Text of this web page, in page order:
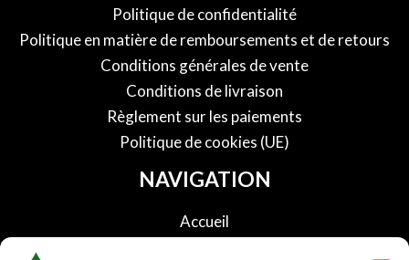
Politique de confidentialité
Politique en matière de remboursements et de retours
Conditions générales de vente
Conditions de livraison
Règlement sur les paiements
Politique de cookies (UE)
NAVIGATION
Accueil